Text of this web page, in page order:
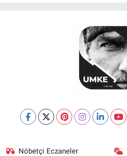
Nöbetçi Eczaneler